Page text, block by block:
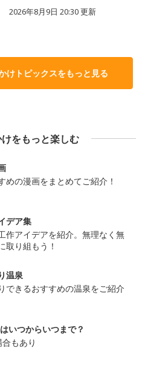
2026年8月9日 20:30更新
けトピックスをもっと見る
をもっと楽しむ
めの漫画をまとめてご紹介！
デア集
作アイデアを紹介。無理なく無
取り組もう！
温泉
できるおすすめの温泉をご紹介
いつからいつまで？
もあり